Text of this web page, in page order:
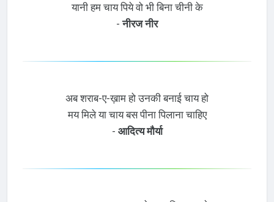
यानी हम चाय पिये वो भी बिना चीनी के
-नीरज नीर
अब शराब-ए-ख़ाम हो उनकी बनाई चाय हो
मय मिले या चाय बस पीना पिलाना चाहिए
- आदित्य मौर्या